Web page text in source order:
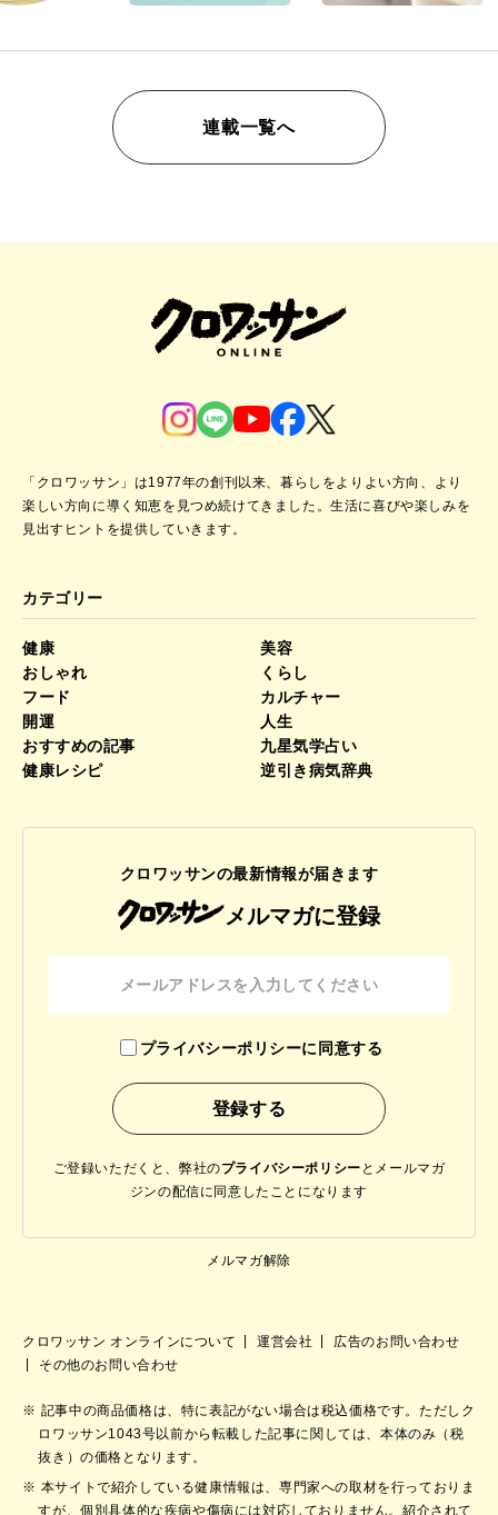
連載一覧へ
「クロワッサン」は1977年の創刊以来、暮らしをよりよい方向、より
楽しい方向に導く知恵を見つめ続けてきました。生活に喜びや楽しみを
見出すヒントを提供していきます。
カテゴリー
健康
美容
おしゃれ
くらし
フード
カルチャー
開運
人生
おすすめの記事
九星気学占い
健康レシピ
逆引き病気辞典
クロワッサンの最新情報が届きます
メルマガに登録
プライバシーポリシーに同意する
ご登録いただくと、弊社のプライバシーポリシー と メールマガ
ジンの配信に同意したことになります
メルマガ解除
クロワッサン オンラインについて 運営会社
広告のお問い合わせ
その他のお問い合わせ
記事中の商品価格は、特に表記がない場合は税込価格です。ただしク
ロワッサン1043号以前から転載した記事に関しては、本体のみ（税
抜き）の価格となります。
本サイトで紹介している健康情報は、専門家への取材を行っておりま
すが、個別具体的な疾病や傷病には対応しておりません。紹介されて